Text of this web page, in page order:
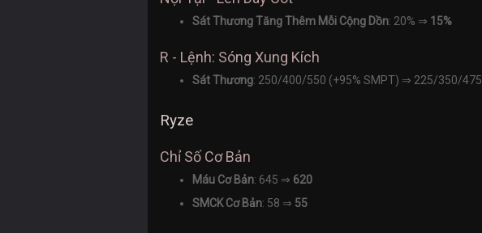
Sát Thương Tăng Thêm Mỗi Cộng Dồn: 20% ⇒ 15%
R - Lệnh: Sóng Xung Kích
Sát Thương: 250/400/550 (+95% SMPT) ⇒ 225/350/475
Ryze
Chỉ Số Cơ Bản
Máu Cơ Bản: 645 ⇒ 620
SMCK Cơ Bản: 58 ⇒ 55